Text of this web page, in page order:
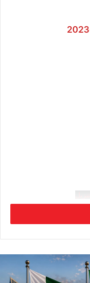
تنزيل